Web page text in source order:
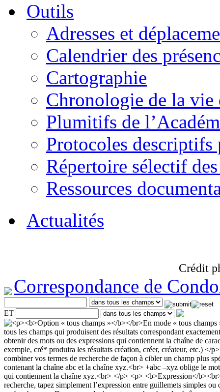
Outils
Adresses et
Calendrier des
Cartographie
Chronologie de la vie
Plumitifs de
Protocoles descriptifs
Répertoire sélectif
Ressources
Actualités
Crédit
Correspondance de
ET